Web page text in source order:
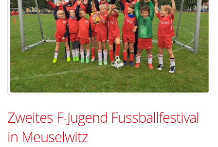
Zweites F-Jugend Fussballfestival
in Meuselwitz